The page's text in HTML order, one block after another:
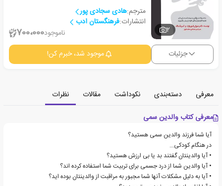
2
مترجم:هادی سجادی پور
انتشارات:فرهنگستان ادب
ناموجود700،000
جزئیات موجود شد، خبرم کن!
معرفی دسته‌بندی نکوداشت مقالات
نظرات
معرفی کتاب والدین سمی
آیا شما فرزند والدین سمی هستید؟
در هنگام کودکی...
• آیا والدینتان گفتند بد یا بی ارزش هستید؟
• آیا والدین شما از درد جسمی برای تربیت شما استفاده کرده اند؟
• آیا به دلیل مشکلات آنها شما مجبور به مراقبت از والدینتان بوده اید؟